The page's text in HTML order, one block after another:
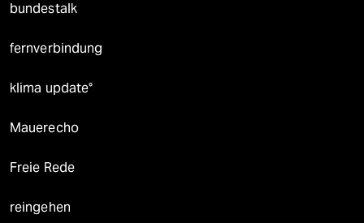
bundestalk
fernverbindung
klima update°
Mauerecho
Freie Rede
reingehen